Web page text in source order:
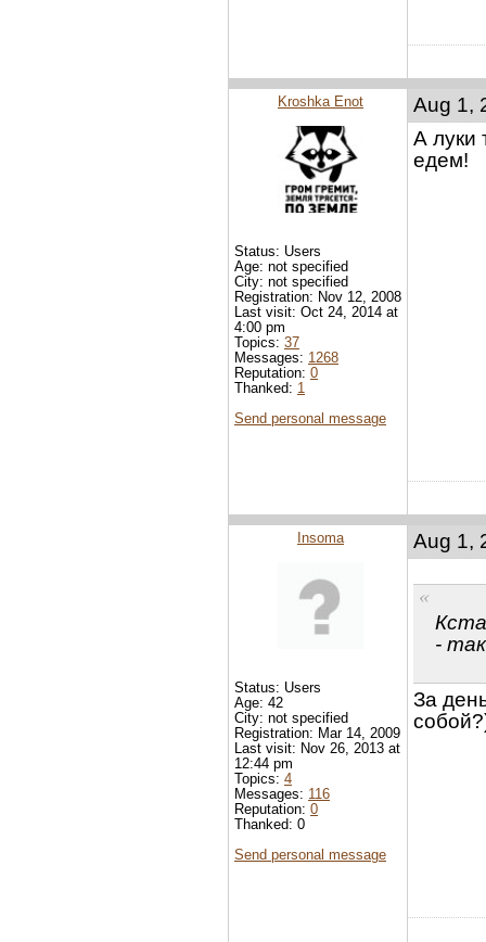
Aug 1,
А луки
едем!
Kroshka Enot
Status: Users
Age: not specified
City: not specified
Registration: Nov 12, 2008
Last visit: Oct 24, 2014 at
4:00 pm
Topics: 37
Messages: 1268
Reputation: 0
Thanked: 1
Send personal message
Aug 1,
-
За
Insoma
Status: Users
Age: 42
City: not specified
Registration: Mar 14, 2009
Last visit: Nov 26, 2013 at
12:44 pm
Topics: 4
Messages: 116
Reputation: 0
Thanked: 0
Send personal message